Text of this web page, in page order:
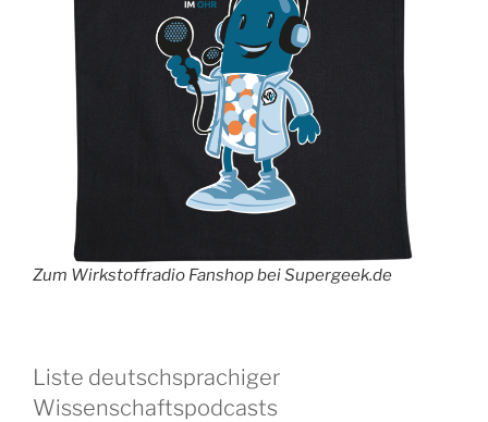
Zum Wirkstoffradio Fanshop bei Supergeek.de
Liste deutschsprachiger
Wissenschaftspodcasts